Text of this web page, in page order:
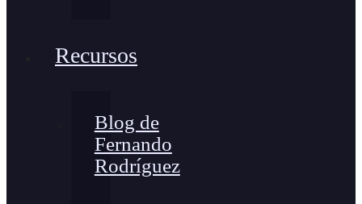
Recursos
Blog de
Fernando
Rodríguez